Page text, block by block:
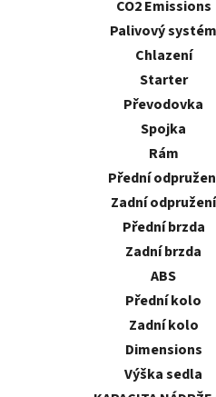
CO2 Emissions
Palivový systém
Chlazení
Starter
Převodovka
Spojka
Rám
Přední
Zadní odpružení
Přední brzda
Zadní brzda
ABS
Přední kolo
Zadní kolo
Dimensions
Výška sedla